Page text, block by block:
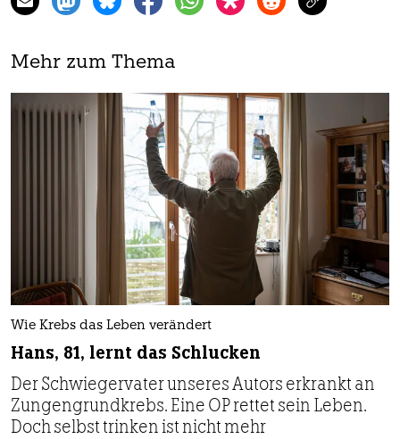
Mehr zum Thema
Wie Krebs das Leben verändert
Hans, 81, lernt das Schlucken
Der Schwiegervater unseres Autors erkrankt an
Zungengrundkrebs. Eine OP rettet sein Leben.
Doch selbst trinken ist nicht mehr